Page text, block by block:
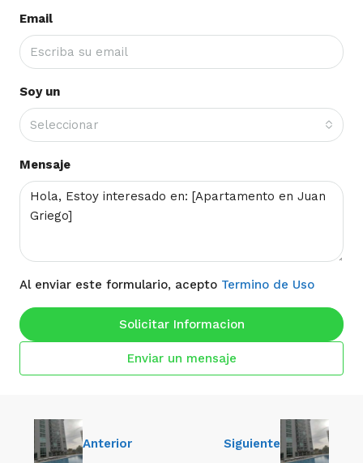
Email
Soy un
Seleccionar
Mensaje
Al enviar este formulario, acepto Termino de Uso
Solicitar Informacion
Enviar un mensaje
Anterior Siguiente